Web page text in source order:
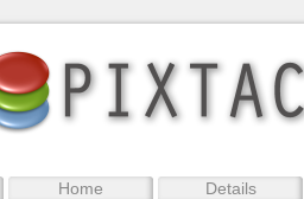
Home Details